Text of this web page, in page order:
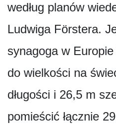
według planów
Ludwiga Förstera.
synagoga w
do wielkości na
długości i 26,5 m
pomieścić łącznie